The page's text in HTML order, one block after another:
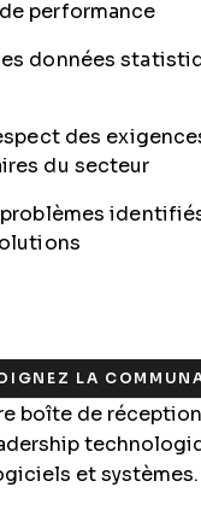
performance
données
des
du secteur
problèmes
LA
boîte de
et systèmes.